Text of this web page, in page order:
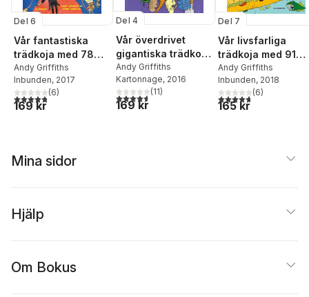
Del 6
Vår fantastiska
trädkoja med 78
våningar :
filmpremiären
Andy Griffiths
Inbunden, 2017
4,8utav 5 stjärnor. Totalt antal röster:
(6)
169 kr
Del 4
Vår överdrivet
gigantiska trädkoja
med 52 våningar
Andy Griffiths
Kartonnage, 2016
4,6utav 5 stjärnor. Totalt antal röster:
(11)
169 kr
Del 7
Vår livsfarliga
trädkoja med 91
våningar
Andy Griffiths
Inbunden, 2018
4,7utav 5 stjärnor.
(6)
165 kr
Mina sidor
Hjälp
Om Bokus